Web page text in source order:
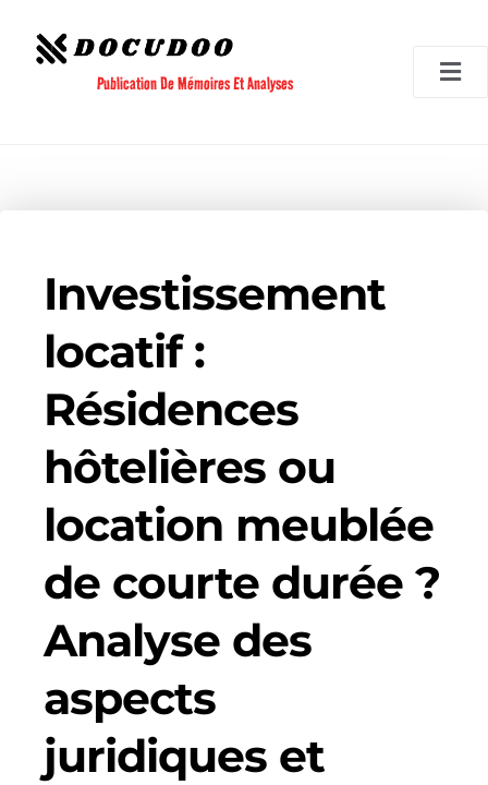
contenu
Publication De Mémoires Et Analyses
Investissement
locatif :
Résidences
hôtelières ou
location meublée
de courte durée ?
Analyse des
aspects
juridiques et